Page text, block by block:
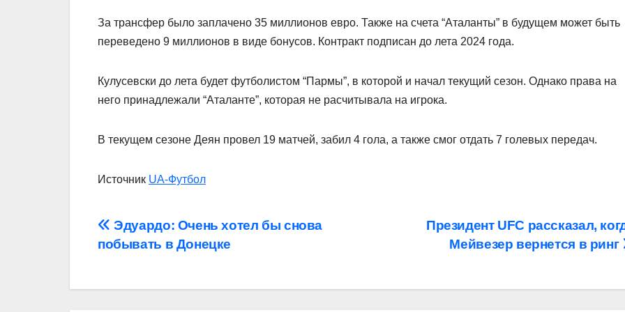
За трансфер было заплачено 35 миллионов евро. Также на счета “Аталанты” в будущем может быть
переведено 9 миллионов в виде бонусов. Контракт подписан до лета 2024 года.
Кулусевски до лета будет футболистом “Пармы”, в которой и начал текущий сезон. Однако права на
него принадлежали “Аталанте”, которая не расчитывала на игрока.
В текущем сезоне Деян провел 19 матчей, забил 4 гола, а также смог отдать 7 голевых передач.
Источник UA-Футбол
Навігація
записів
Президент UFC рассказал,
Мейвезер вернется в ринг
Эдуардо: Очень хотел бы снова
побывать в Донецке